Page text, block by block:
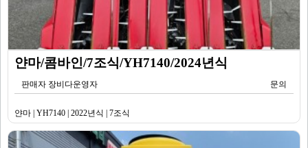
얀마/콤바인/7조식/YH7140/2024년식
판매자 장비다운영자 문의
얀마 | YH7140 | 2022년식 | 7조식